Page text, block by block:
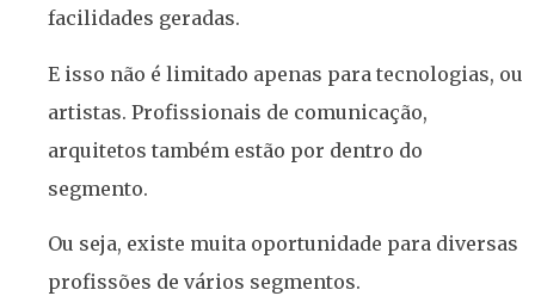
facilidades geradas.
E isso não é limitado apenas para tecnologias, ou
artistas. Profissionais de comunicação,
arquitetos também estão por dentro do
segmento.
Ou seja, existe muita oportunidade para diversas
profissões de vários segmentos.